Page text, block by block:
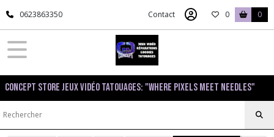
0623863350 Contact 0 0
Concept Store Jeux Vidéo Tatouages: "Where pixels meet needles"